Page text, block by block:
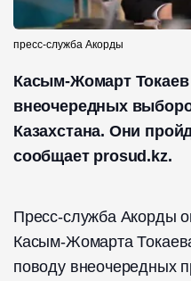
пресс-служба Акорды
Касым-Жомарт Токаев
внеочередных
Казахстана. Они
сообщает prosud.kz.
Пресс-служба Акорды
Касым-Жомарта
поводу внеочередных